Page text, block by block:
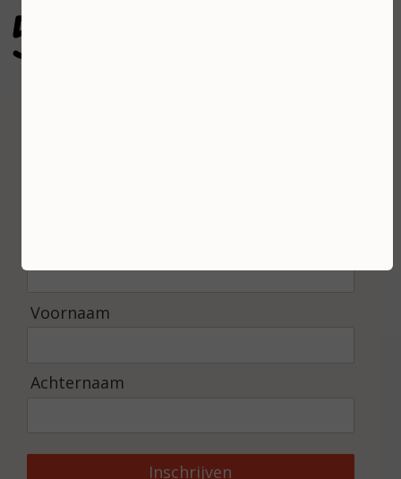
5
Voornaam
Achternaam
Inschrijven